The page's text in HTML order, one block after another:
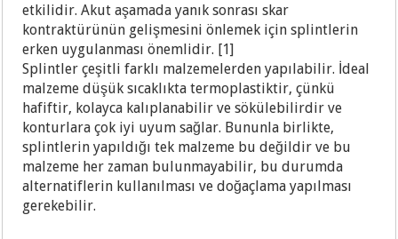
etkilidir. Akut aşamada yanık sonrası skar
kontraktürünün gelişmesini önlemek için splintlerin
erken uygulanması önemlidir. [1]
Splintler çeşitli farklı malzemelerden yapılabilir. İdeal
malzeme düşük sıcaklıkta termoplastiktir, çünkü
hafiftir, kolayca kalıplanabilir ve sökülebilirdir ve
konturlara çok iyi uyum sağlar. Bununla birlikte,
splintlerin yapıldığı tek malzeme bu değildir ve bu
malzeme her zaman bulunmayabilir, bu durumda
alternatiflerin kullanılması ve doğaçlama yapılması
gerekebilir.